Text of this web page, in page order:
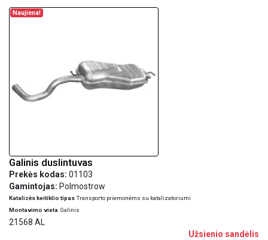
Naujiena!
Galinis duslintuvas
Prekės kodas: 01103
Gamintojas: Polmostrow
Katalizės keitiklio tipas Transporto priemonėms su katalizatoriumi
Montavimo vieta Galinis
21568 AL
Užsienio sandėlis